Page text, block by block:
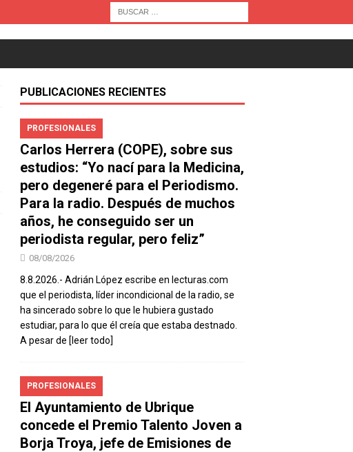
PUBLICACIONES RECIENTES
PROFESIONALES
Carlos Herrera (COPE), sobre sus
estudios: “Yo nací para la Medicina,
pero degeneré para el Periodismo.
Para la radio. Después de muchos
años, he conseguido ser un
periodista regular, pero feliz”
08/08/2026
8.8.2026.- Adrián López escribe en lecturas.com
que el periodista, líder incondicional de la radio, se
ha sincerado sobre lo que le hubiera gustado
estudiar, para lo que él creía que estaba destnado.
A pesar de [leer todo]
PROFESIONALES
El Ayuntamiento de Ubrique
concede el Premio Talento Joven a
Borja Troya, jefe de Emisiones de